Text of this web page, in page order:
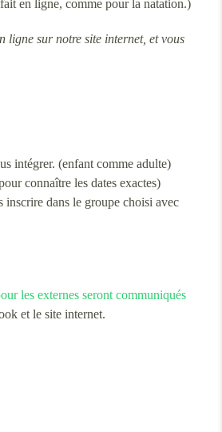
en ligne, comme pour la natation.)
ligne sur notre site internet, et vous
intégrer. (enfant comme adulte)
connaître les dates exactes)
inscrire dans le groupe choisi avec
les externes seront communiqués
et le site internet.